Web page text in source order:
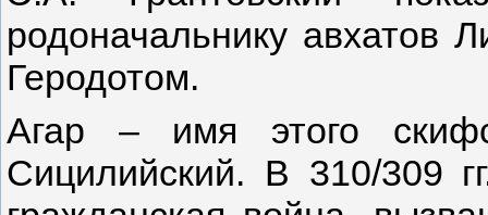
родоначальнику авхатов
Геродотом.
Агар – имя этого
Сицилийский. В 310/309